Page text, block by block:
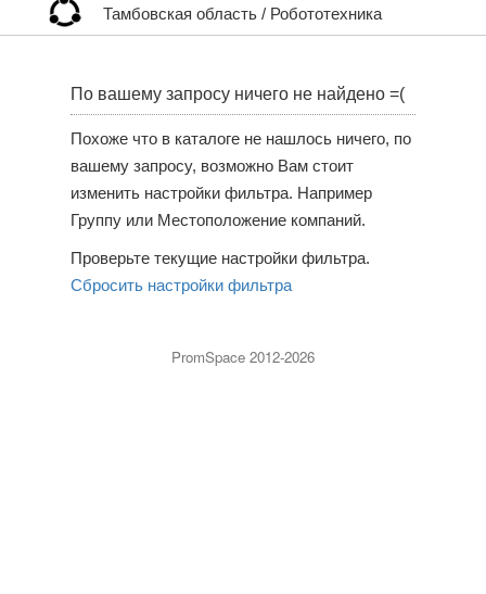
Тамбовская область / Робототехника
По вашему запросу ничего не найдено =(
Похоже что в каталоге не нашлось ничего, по
вашему запросу, возможно Вам стоит
изменить настройки фильтра. Например
Группу или Местоположение компаний.
Проверьте текущие настройки фильтра.
Сбросить настройки фильтра
PromSpace 2012-2026